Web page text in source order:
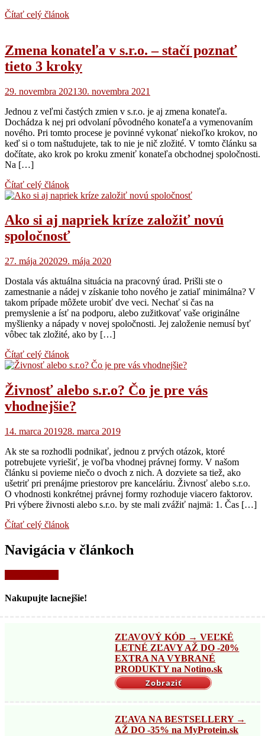
Čítať celý článok
Zmena konateľa v s.r.o. – stačí poznať
tieto 3 kroky
29. novembra 202130. novembra 2021
Jednou z veľmi častých zmien v s.r.o. je aj zmena konateľa.
Dochádza k nej pri odvolaní pôvodného konateľa a vymenovaním
nového. Pri tomto procese je povinné vykonať niekoľko krokov, no
keď si o tom naštudujete, tak to nie je nič zložité. V tomto článku sa
dočítate, ako krok po kroku zmeniť konateľa obchodnej spoločnosti.
Na […]
Čítať celý článok
Ako si aj napriek kríze založiť novú
spoločnosť
27. mája 202029. mája 2020
Dostala vás aktuálna situácia na pracovný úrad. Prišli ste o
zamestnanie a nádej v získanie toho nového je zatiaľ minimálna? V
takom prípade môžete urobiť dve veci. Nechať si čas na
premyslenie a ísť na podporu, alebo zužitkovať vaše originálne
myšlienky a nápady v novej spoločnosti. Jej založenie nemusí byť
vôbec tak zložité, ako by […]
Čítať celý článok
Živnosť alebo s.r.o? Čo je pre vás
vhodnejšie?
14. marca 201928. marca 2019
Ak ste sa rozhodli podnikať, jednou z prvých otázok, ktoré
potrebujete vyriešiť, je voľba vhodnej právnej formy. V našom
článku si povieme niečo o dvoch z nich. A dozviete sa tiež, ako
ušetriť pri prenájme priestorov pre kanceláriu. Živnosť alebo s.r.o.
O vhodnosti konkrétnej právnej formy rozhoduje viacero faktorov.
Pri výbere živnosti alebo s.r.o. by ste mali zvážiť najmä: 1. Čas […]
Čítať celý článok
Navigácia v článkoch
Nakupujte lacnejšie!
ZĽAVOVÝ KÓD → VEĽKÉ
LETNÉ ZĽAVY AŽ DO -20%
EXTRA NA VYBRANÉ
PRODUKTY na Notino.sk
Zobraziť
ZĽAVA NA BESTSELLERY →
AŽ DO -35% na MyProtein.sk